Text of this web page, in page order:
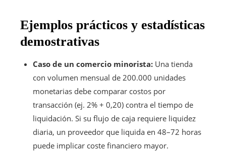
Ejemplos prácticos y estadísticas
demostrativas
Caso de un comercio minorista: Una tienda
con volumen mensual de 200.000 unidades
monetarias debe comparar costos por
transacción (ej. 2% + 0,20) contra el tiempo de
liquidación. Si su flujo de caja requiere liquidez
diaria, un proveedor que liquida en 48–72 horas
puede implicar coste financiero mayor.